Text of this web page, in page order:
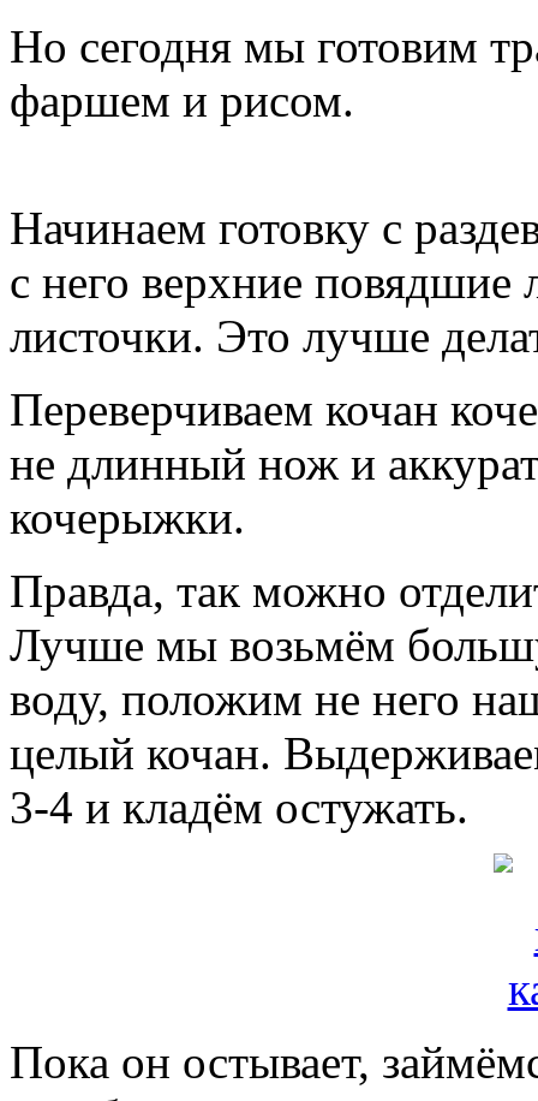
Но сегодня мы готовим
фаршем и рисом.
Начинаем готовку с
с него верхние повядшие
листочки. Это лучше
Переверчиваем кочан
не длинный нож и
кочерыжки.
Правда, так можно
Лучше мы возьмём
воду, положим не него
целый кочан.
3-4 и кладём остужать.
Пока он остывает,